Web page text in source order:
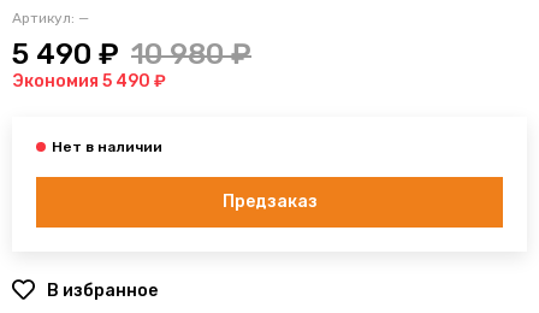
Артикул: —
5 490 ₽ 10 980 ₽
Экономия 5 490 ₽
Предзаказ
В избранное